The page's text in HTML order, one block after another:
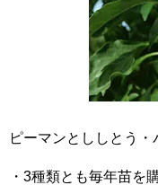
ピーマンとししとう・
・3種類とも毎年苗を